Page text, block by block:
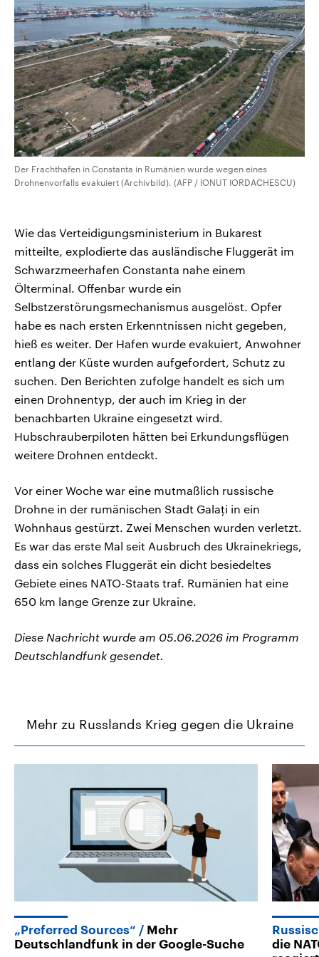
CDU, SPD und FDP regiert.-
Umfragen, Prognosen,
Wahlprogramme, aktuelle Berichte
und Hintergründe zu den Parteien
und Kandidaten der anstehenden
Wahl.
aktuelle Weltgeschehen.
Sendungen Programm Podcasts
Audio-Archiv
Der Frachthafen in Constanta in Rumänien wurde wegen eines
Drohnenvorfalls evakuiert (Archivbild). (AFP / IONUT IORDACHESCU)
Wie das Verteidigungsministerium in Bukarest
mitteilte, explodierte das ausländische Fluggerät im
Schwarzmeerhafen Constanta nahe einem
Ölterminal. Offenbar wurde ein
Selbstzerstörungsmechanismus ausgelöst. Opfer
habe es nach ersten Erkenntnissen nicht gegeben,
hieß es weiter. Der Hafen wurde evakuiert, Anwohner
entlang der Küste wurden aufgefordert, Schutz zu
suchen. Den Berichten zufolge handelt es sich um
einen Drohnentyp, der auch im Krieg in der
benachbarten Ukraine eingesetzt wird.
Hubschrauberpiloten hätten bei Erkundungsflügen
weitere Drohnen entdeckt.
Vor einer Woche war eine mutmaßlich russische
Drohne in der rumänischen Stadt Galați in ein
Wohnhaus gestürzt. Zwei Menschen wurden verletzt.
Es war das erste Mal seit Ausbruch des Ukrainekriegs,
dass ein solches Fluggerät ein dicht besiedeltes
Gebiete eines NATO-Staats traf. Rumänien hat eine
650 km lange Grenze zur Ukraine.
Diese Nachricht wurde am 05.06.2026 im Programm
Deutschlandfunk gesendet.
Mehr zu Russlands Krieg gegen die Ukraine
„Preferred Sources“
Mehr
Deutschlandfunk in der Google-Suche
die